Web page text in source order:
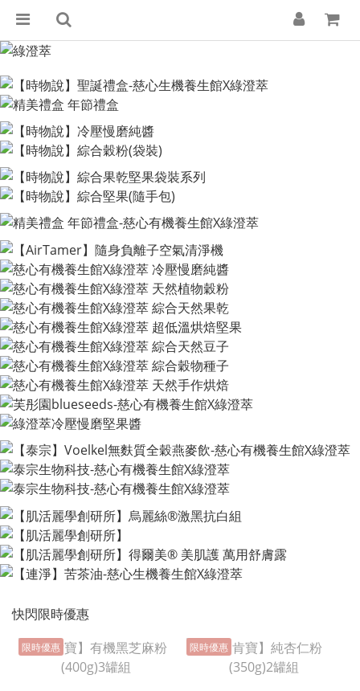
快閃限時優惠
限時優惠 限時優惠